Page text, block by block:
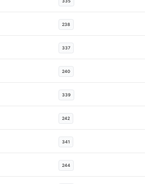
238
337
240
339
242
341
244